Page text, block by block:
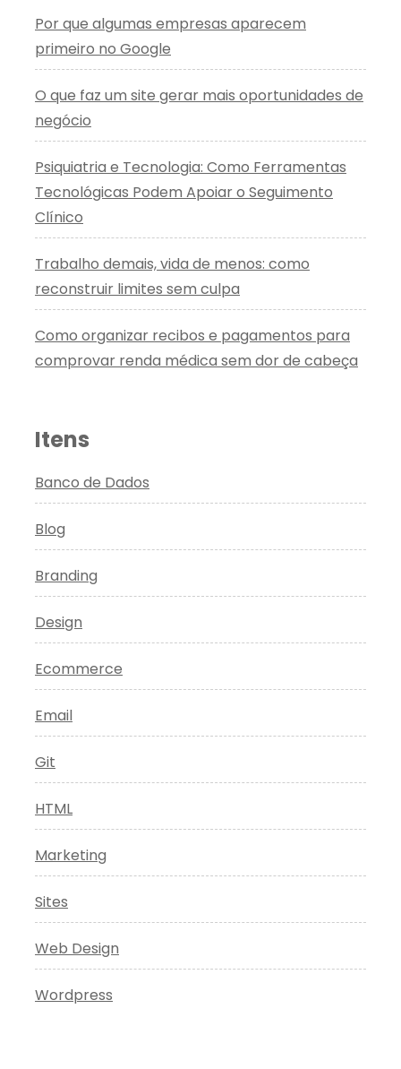
Por que algumas empresas aparecem
primeiro no Google
O que faz um site gerar mais oportunidades de
negócio
Psiquiatria e Tecnologia: Como Ferramentas
Tecnológicas Podem Apoiar o Seguimento
Clínico
Trabalho demais, vida de menos: como
reconstruir limites sem culpa
Como organizar recibos e pagamentos para
comprovar renda médica sem dor de cabeça
Itens
Banco de Dados
Blog
Branding
Design
Ecommerce
Email
Git
HTML
Marketing
Sites
Web Design
Wordpress